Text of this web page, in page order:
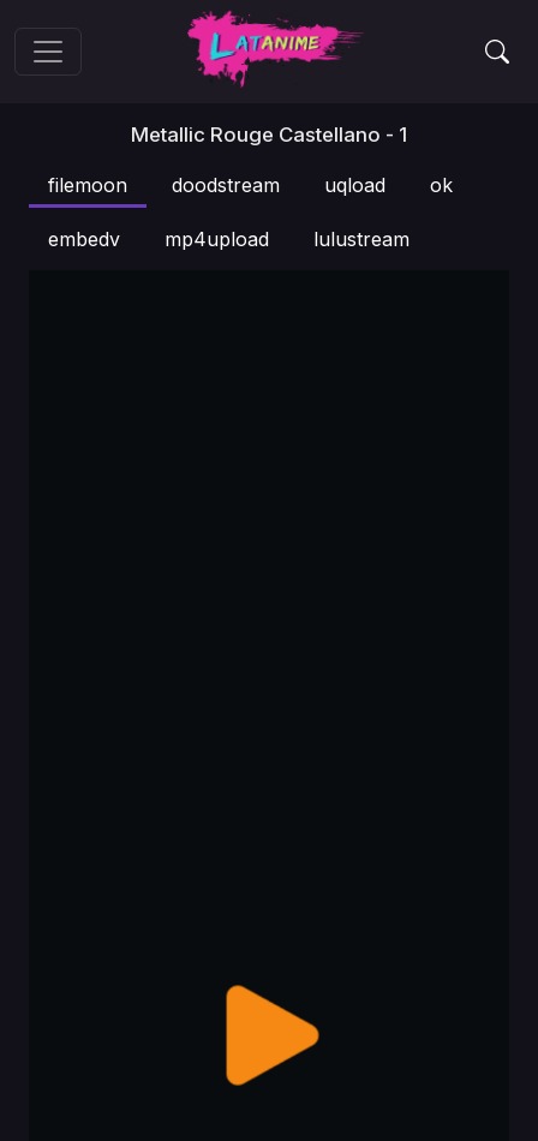
Metallic Rouge Castellano - 1
filemoon doodstream uqload ok
embedv mp4upload lulustream